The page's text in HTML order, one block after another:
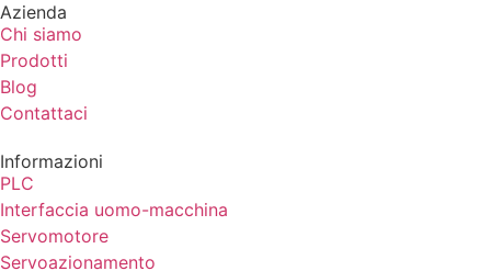
Azienda
Chi siamo
Prodotti
Blog
Contattaci
Informazioni
PLC
Interfaccia uomo-macchina
Servomotore
Servoazionamento